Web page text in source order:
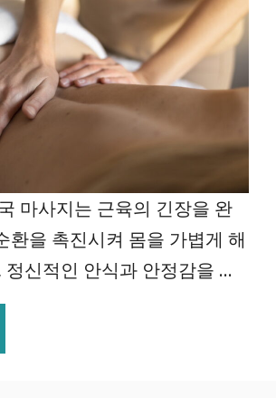
마사지는 근육의 긴장을 완
환을 촉진시켜 몸을 가볍게 해
정신적인 안식과 안정감을 ...